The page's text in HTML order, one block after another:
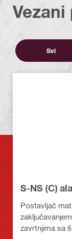
Vezani
Svi
S-NS (C)
Postavljač
zavrtnjima sa